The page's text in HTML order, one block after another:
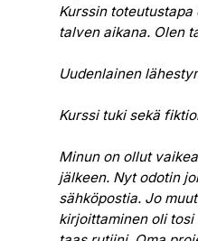
Kurssin
talven aikana. Olen
Uudenlainen
Kurssi tuki sekä
Minun on ollut
jälkeen. Nyt odotin
sähköpostia. Jo
kirjoittaminen oli